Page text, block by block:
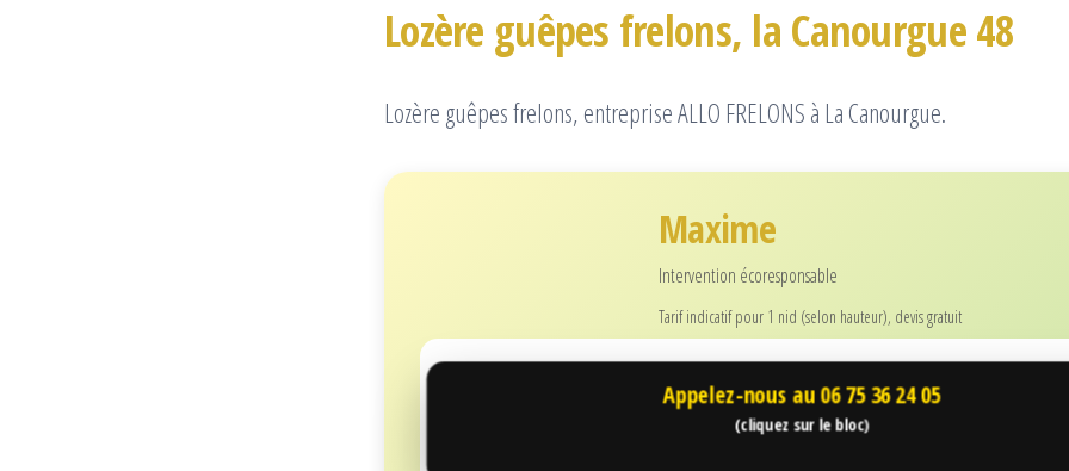
Lozère guêpes frelons, la Canourgue 48
Lozère guêpes frelons, entreprise ALLO FRELONS à La Canourgue.
Maxime
Intervention écoresponsable
Tarif indicatif pour 1 nid (selon hauteur), devis gratuit
Appelez-nous au06 75 36 24 05
(cliquez sur le bloc)